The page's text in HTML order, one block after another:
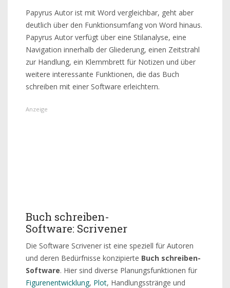
Papyrus Autor ist mit Word vergleichbar, geht aber
deutlich über den Funktionsumfang von Word hinaus.
Papyrus Autor verfügt über eine Stilanalyse, eine
Navigation innerhalb der Gliederung, einen Zeitstrahl
zur Handlung, ein Klemmbrett für Notizen und über
weitere interessante Funktionen, die das Buch
schreiben mit einer Software erleichtern.
Buch schreiben-
Software: Scrivener
Die Software Scrivener ist eine speziell für Autoren
und deren Bedürfnisse konzipierte Buch schreiben-
Software. Hier sind diverse Planungsfunktionen für
Figurenentwicklung, Plot, Handlungsstränge und